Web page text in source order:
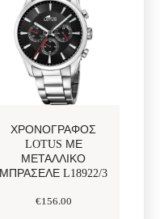
ΧΡΟΝΟΓΡΆΦΟΣ
LOTUS ΜΕ
ΜΕΤΑΛΛΙΚΌ
ΜΠΡΑΣΕΛΈ L18922/3
€156.00